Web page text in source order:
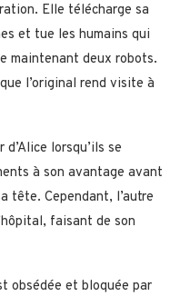
Elle télécharge sa
et tue les humains qui
maintenant deux robots.
l’original rend visite à
lorsqu’ils se
à son avantage avant
tête. Cependant, l’autre
faisant de son
obsédée et bloquée par